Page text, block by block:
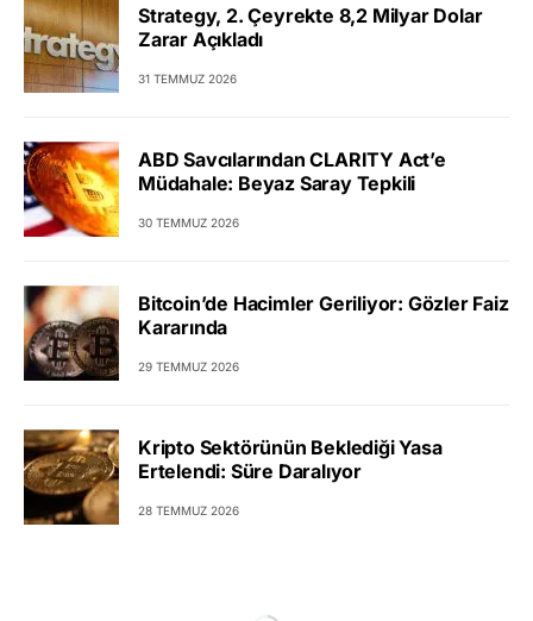
Strategy, 2. Çeyrekte 8,2 Milyar Dolar
Zarar Açıkladı
31 TEMMUZ 2026
ABD Savcılarından CLARITY Act’e
Müdahale: Beyaz Saray Tepkili
30 TEMMUZ 2026
Bitcoin’de Hacimler Geriliyor: Gözler Faiz
Kararında
29 TEMMUZ 2026
Kripto Sektörünün Beklediği Yasa
Ertelendi: Süre Daralıyor
28 TEMMUZ 2026